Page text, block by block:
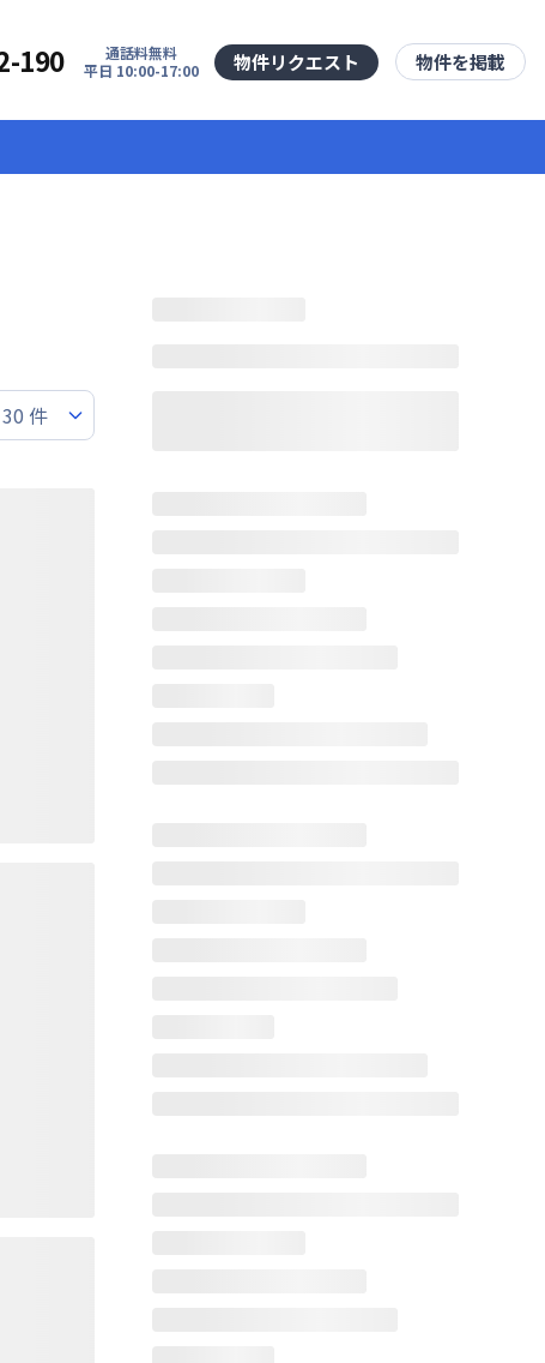
190
通話料無料
平日 10:00-17:00
物件リクエスト 物件を掲載